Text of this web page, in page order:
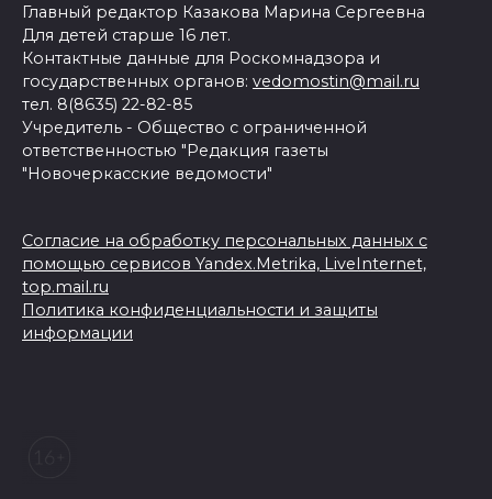
Главный редактор Казакова Марина Сергеевна
Для детей старше 16 лет.
Контактные данные для Роскомнадзора и
государственных органов: vedomostin@mail.ru
тел. 8(8635) 22-82-85
Учредитель - Общество с ограниченной
ответственностью "Редакция газеты
"Новочеркасские ведомости"
Согласие на обработку персональных данных с
помощью сервисов Yandex.Metrika, LiveInternet,
top.mail.ru
Политика конфиденциальности и защиты
информации